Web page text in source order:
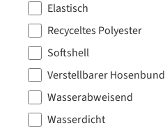
Elastisch
Recyceltes Polyester
Softshell
Verstellbarer Hosenbund
Wasserabweisend
Wasserdicht